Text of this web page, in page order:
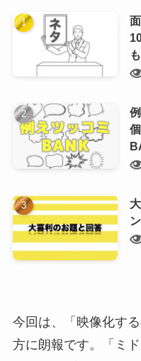
今回は、「映像化す
方に朗報です。「ミ